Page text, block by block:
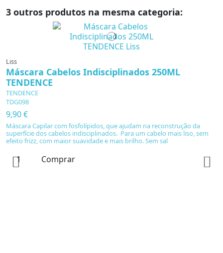
3 outros produtos na mesma categoria:
Liss
Máscara Cabelos Indisciplinados 250ML
TENDENCE
TENDENCE
TDG098
9,90 €
Máscara Capilar com fosfolípidos, que ajudam na reconstrução da
superfície dos cabelos indisciplinados. Para um cabelo mais liso, sem
efeito frizz, com maior suavidade e mais brilho. Sem sal
Comprar